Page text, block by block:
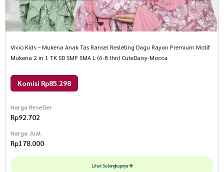
Vivio Kids – Mukena Anak Tas Ransel Resleting Dagu Rayon Premium Motif
Mukena 2 in 1 TK SD SMP SMA L (6-8 thn) CuteDaisy-Mocca
Komisi Rp85.298
Harga Reseller
Rp92.702
Harga Jual
Rp178.000
Lihat Selengkapnya